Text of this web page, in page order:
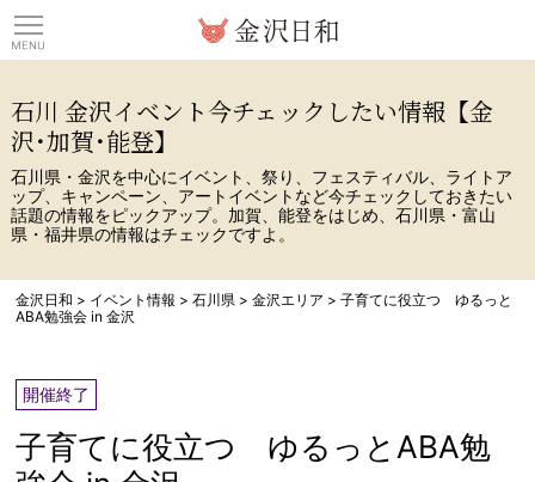
石川 金沢イベント今チェックしたい情報【金
沢･加賀･能登】
石川県・金沢を中心にイベント、祭り、フェスティバル、ライトア
ップ、キャンペーン、アートイベントなど今チェックしておきたい
話題の情報をピックアップ。加賀、能登をはじめ、石川県・富山
県・福井県の情報はチェックですよ。
金沢日和 > イベント情報 >石川県 >金沢エリア >子育てに役立つ ゆるっと
ABA勉強会 in 金沢
開催終了
子育てに役立つ ゆるっとABA勉